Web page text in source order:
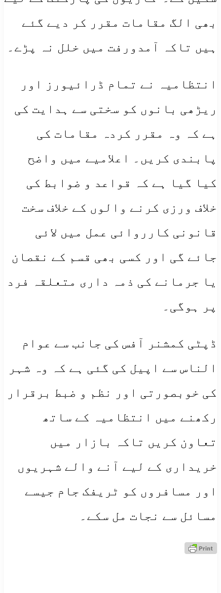
بھی الگ مقامات مقرر کر دیے گئے
ہیں تاکہ آمدورفت میں خلل نہ پڑے۔
​انتظامیہ نے تمام ڈرائیورز اور
ریڑھی بانوں کو سختی سے ہدایت کی
ہے کہ وہ مقرر کردہ مقامات کی
پابندی کریں۔ اعلامیے میں واضح
کیا گیا ہے کہ قواعد و ضوابط کی
خلاف ورزی کرنے والوں کے خلاف سخت
قانونی کارروائی عمل میں لائی
جائے گی اور کسی بھی قسم کے نقصان
یا جرمانے کی ذمہ داری متعلقہ فرد
پر ہوگی۔
​​ڈپٹی کمشنر آفس کی جانب سے عوام
الناس سے اپیل کی گئی ہے کہ وہ شہر
کی خوبصورتی اور نظم و ضبط برقرار
رکھنے میں انتظامیہ کے ساتھ
تعاون کریں تاکہ بازار میں
خریداری کے لیے آنے والے شہریوں
اور مسافروں کو ٹریفک جام جیسے
مسائل سے نجات مل سکے۔